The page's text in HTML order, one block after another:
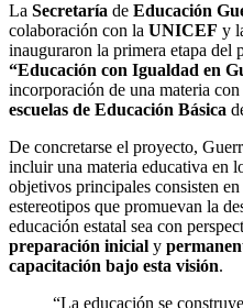
La Secretaría de Educación
colaboración con la UNICEF y
inauguraron la primera etapa del
“Educación con Igualdad en
incorporación de una materia con
escuelas de Educación Básica
De concretarse el proyecto,
incluir una materia educativa en
objetivos principales consisten
estereotipos que promuevan la
educación estatal sea con
preparación inicial y
capacitación bajo esta visión.
“La educación se